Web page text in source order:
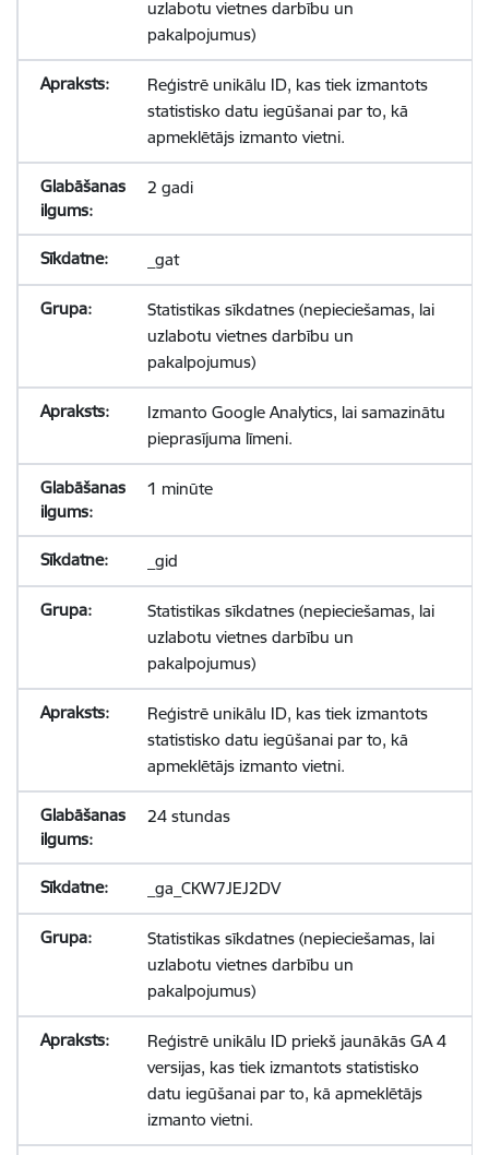
uzlabotu vietnes darbību un
pakalpojumus)
Reģistrē unikālu ID, kas tiek izmantots
statistisko datu iegūšanai par to, kā
apmeklētājs izmanto vietni.
2 gadi
_gat
Statistikas sīkdatnes (nepieciešamas, lai
uzlabotu vietnes darbību un
pakalpojumus)
Izmanto Google Analytics, lai samazinātu
pieprasījuma līmeni.
1 minūte
_gid
Statistikas sīkdatnes (nepieciešamas, lai
uzlabotu vietnes darbību un
pakalpojumus)
Reģistrē unikālu ID, kas tiek izmantots
statistisko datu iegūšanai par to, kā
apmeklētājs izmanto vietni.
24 stundas
_ga_CKW7JEJ2DV
Statistikas sīkdatnes (nepieciešamas, lai
uzlabotu vietnes darbību un
pakalpojumus)
Reģistrē unikālu ID priekš jaunākās GA 4
versijas, kas tiek izmantots statistisko
datu iegūšanai par to, kā apmeklētājs
izmanto vietni.